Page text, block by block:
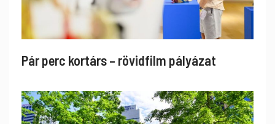
Pár perc kortárs – rövidfilm pályázat